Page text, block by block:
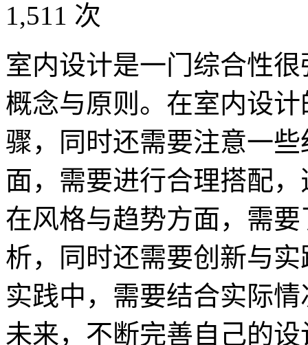
1,511 次
室内设计是一门综合性
概念与原则。在室内设
骤，同时还需要注意一
面，需要进行合理搭配
在风格与趋势方面，需
析，同时还需要创新与
实践中，需要结合实际
未来，不断完善自己的